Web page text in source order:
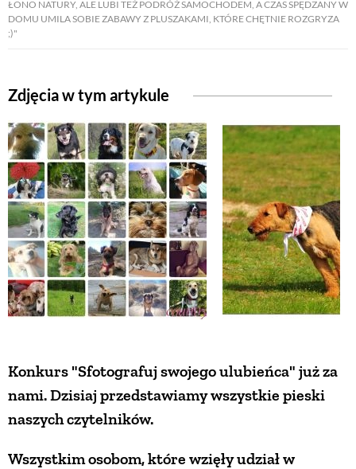
ŁONO NATURY, ALE LUBI TEŻ PODRÓŻ SAMOCHODEM, A CZAS SPĘDZANY W
DOMU UMILA SOBIE ZABAWY Z PLUSZAKAMI, KTÓRE CHĘTNIE ROZGRYZA
;)"
Zdjęcia w tym artykule
Konkurs "Sfotografuj swojego ulubieńca" już za
nami. Dzisiaj przedstawiamy wszystkie pieski
naszych czytelników.
Wszystkim osobom, które wzięły udział w
GRZYBY
KRAJOBRAZ
RĘKODZIEŁO
RZEMIOSŁO
ZWYCZAJE
PRZEPISY